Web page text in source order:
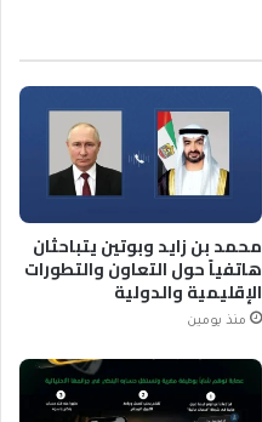
محمد بن زايد وبوتين يتباحثان
هاتفياً حول التعاون والتطورات
الإقليمية والدولية
منذ يومين